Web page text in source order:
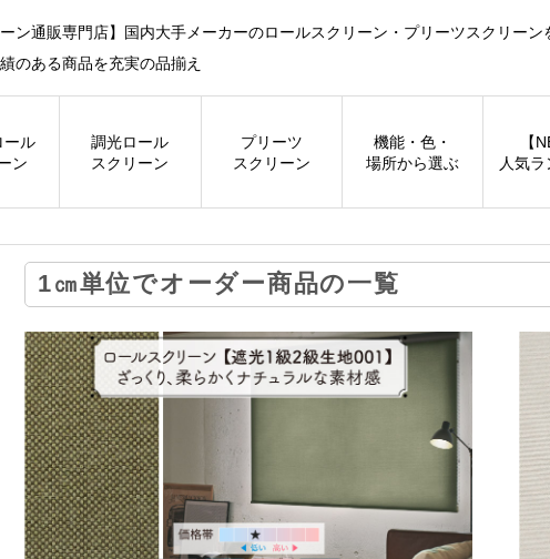
ーン通販専門店】国内大手メーカーのロールスクリーン・プリーツスクリ
のある商品を充実の品揃え
ール
ン
調光ロール
スクリーン
プリーツ
スクリーン
機能・色・
場所から選ぶ
【
人気
1㎝単位でオーダー商品の一覧